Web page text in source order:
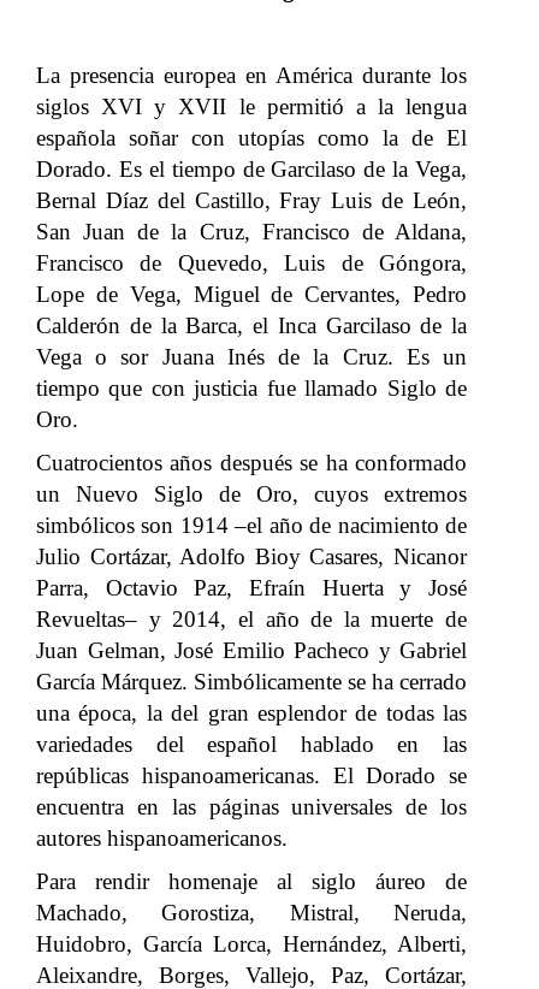
La presencia europea en América durante los
siglos XVI y XVII le permitió a la lengua
española soñar con utopías como la de El
Dorado. Es el tiempo de Garcilaso de la Vega,
Bernal Díaz del Castillo, Fray Luis de León,
San Juan de la Cruz, Francisco de Aldana,
Francisco de Quevedo, Luis de Góngora,
Lope de Vega, Miguel de Cervantes, Pedro
Calderón de la Barca, el Inca Garcilaso de la
Vega o sor Juana Inés de la Cruz. Es un
tiempo que con justicia fue llamado Siglo de
Oro.
Cuatrocientos años después se ha conformado
un Nuevo Siglo de Oro, cuyos extremos
simbólicos son 1914 –el año de nacimiento de
Julio Cortázar, Adolfo Bioy Casares, Nicanor
Parra, Octavio Paz, Efraín Huerta y José
Revueltas– y 2014, el año de la muerte de
Juan Gelman, José Emilio Pacheco y Gabriel
García Márquez. Simbólicamente se ha cerrado
una época, la del gran esplendor de todas las
variedades del español hablado en las
repúblicas hispanoamericanas. El Dorado se
encuentra en las páginas universales de los
autores hispanoamericanos.
Para rendir homenaje al siglo áureo de
Machado, Gorostiza, Mistral, Neruda,
Huidobro, García Lorca, Hernández, Alberti,
Aleixandre, Borges, Vallejo, Paz, Cortázar,